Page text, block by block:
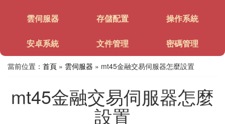
雲伺服器 存儲配置 操作系統
安卓系統 文件管理 密碼管理
當前位置： 首頁 » 雲伺服器 » mt45金融交易伺服器怎麼設置
mt45金融交易伺服器怎麼
設置